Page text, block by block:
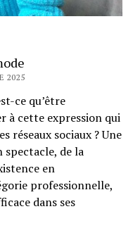
2025
ce qu’être
à cette expression qui
réseaux sociaux ? Une
de la
en
professionnelle,
dans ses